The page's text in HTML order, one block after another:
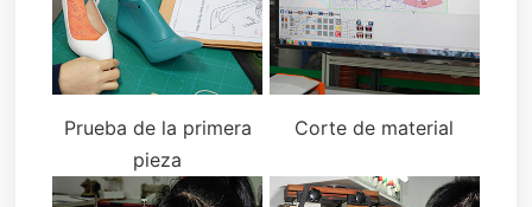
Prueba de la primera
pieza
Corte de material